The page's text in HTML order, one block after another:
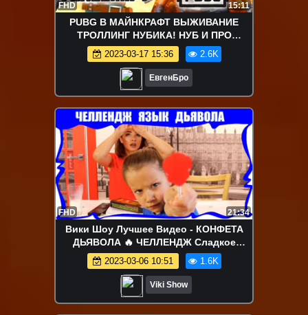
FHD 15:11
PUBG В МАЙНКРАФТ ВЫЖИВАНИЕ
ТРОЛЛИНГ НУБИКА! НУБ И ПРО
ПРОТИВ 10 000 НУБОВ МОД ОБЗОР
МОДА MINECRAFT
2023-03-17 15:36 2.6K
ЕвгенБро
FHD 21:34
Вики Шоу Лучшее Видео - КОНФЕТА
ДЬЯВОЛА 🔥 ЧЕЛЛЕНДЖ Сладкое
Против Самых ОСТРЫХ продуктов в
Мире Язык Сатаны / Вики Шоу
2023-03-06 10:51 1.6K
Viki Show